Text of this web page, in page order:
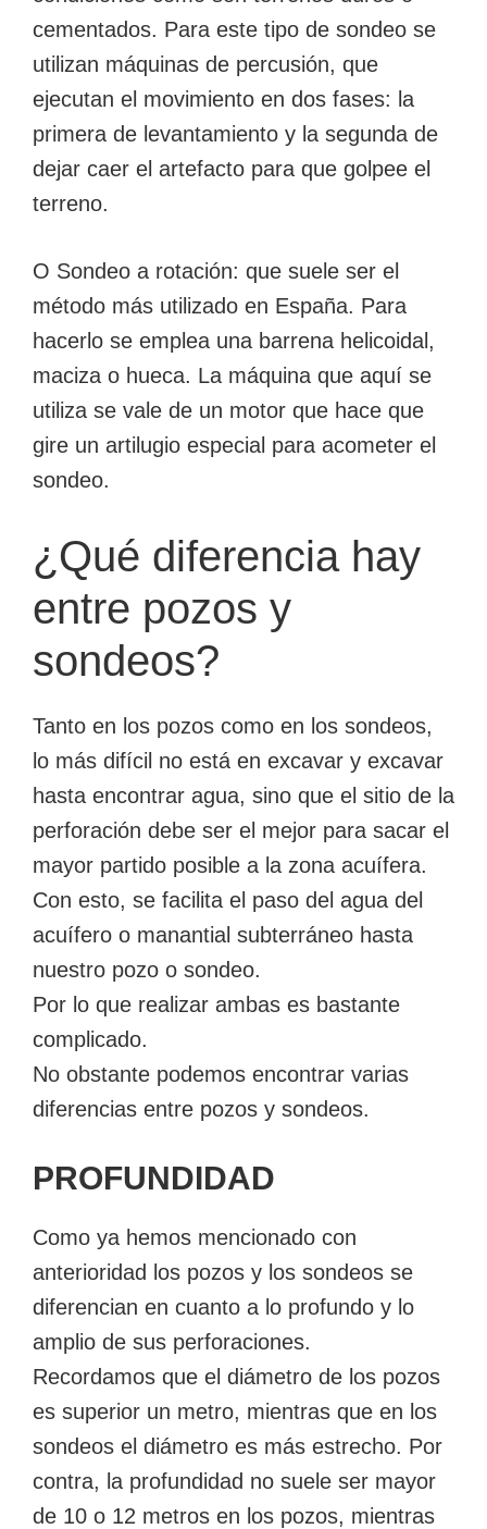
cementados. Para este tipo de sondeo se
utilizan máquinas de percusión, que
ejecutan el movimiento en dos fases: la
primera de levantamiento y la segunda de
dejar caer el artefacto para que golpee el
terreno.
O Sondeo a rotación: que suele ser el
método más utilizado en España. Para
hacerlo se emplea una barrena helicoidal,
maciza o hueca. La máquina que aquí se
utiliza se vale de un motor que hace que
gire un artilugio especial para acometer el
sondeo.
¿Qué diferencia hay
entre pozos y
sondeos?
Tanto en los pozos como en los sondeos,
lo más difícil no está en excavar y excavar
hasta encontrar agua, sino que el sitio de la
perforación debe ser el mejor para sacar el
mayor partido posible a la zona acuífera.
Con esto, se facilita el paso del agua del
acuífero o manantial subterráneo hasta
nuestro pozo o sondeo.
Por lo que realizar ambas es bastante
complicado.
No obstante podemos encontrar varias
diferencias entre pozos y sondeos.
PROFUNDIDAD
Como ya hemos mencionado con
anterioridad los pozos y los sondeos se
diferencian en cuanto a lo profundo y lo
amplio de sus perforaciones.
Recordamos que el diámetro de los pozos
es superior un metro, mientras que en los
sondeos el diámetro es más estrecho. Por
contra, la profundidad no suele ser mayor
de 10 o 12 metros en los pozos, mientras